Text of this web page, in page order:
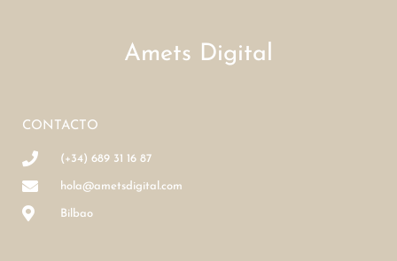
Amets Digital
CONTACTO
(+34) 689 31 16 87
hola@ametsdigital.com
Bilbao